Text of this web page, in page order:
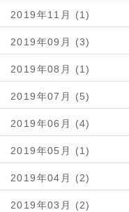
2019年11月 (1)
2019年09月 (3)
2019年08月 (1)
2019年07月 (5)
2019年06月 (4)
2019年05月 (1)
2019年04月 (2)
2019年03月 (2)